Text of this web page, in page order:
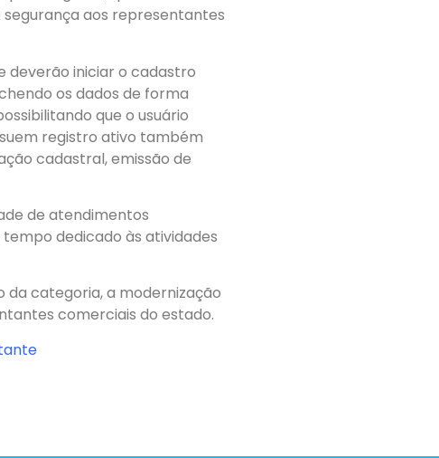
aos representantes
deverão iniciar o cadastro
os dados de forma
que o usuário
registro ativo também
cadastral, emissão de
de atendimentos
dedicado às atividades
da categoria, a modernização
comerciais do estado.